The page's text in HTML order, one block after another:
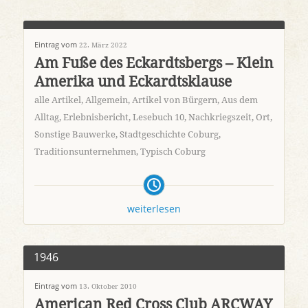
Eintrag vom 22. März 2022
Am Fuße des Eckardtsbergs – Klein
Amerika und Eckardtsklause
alle Artikel, Allgemein, Artikel von Bürgern, Aus dem
Alltag, Erlebnisbericht, Lesebuch 10, Nachkriegszeit, Ort,
Sonstige Bauwerke, Stadtgeschichte Coburg,
Traditionsunternehmen, Typisch Coburg
weiterlesen
1946
Eintrag vom 13. Oktober 2010
American Red Cross Club ARCWAY